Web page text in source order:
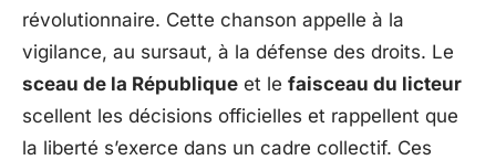
révolutionnaire. Cette chanson appelle à la
vigilance, au sursaut, à la défense des droits. Le
sceau de la République et le faisceau du licteur
scellent les décisions officielles et rappellent que
la liberté s’exerce dans un cadre collectif. Ces